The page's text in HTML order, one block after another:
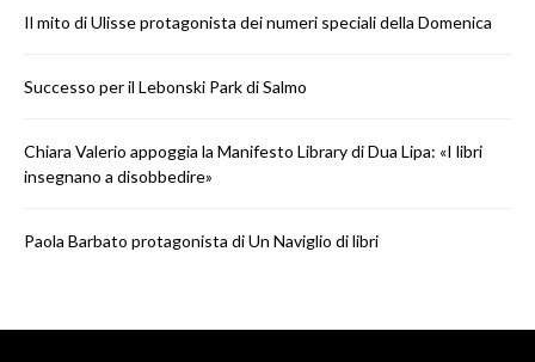
Il mito di Ulisse protagonista dei numeri speciali della Domenica
Successo per il Lebonski Park di Salmo
Chiara Valerio appoggia la Manifesto Library di Dua Lipa: «I libri
insegnano a disobbedire»
Paola Barbato protagonista di Un Naviglio di libri